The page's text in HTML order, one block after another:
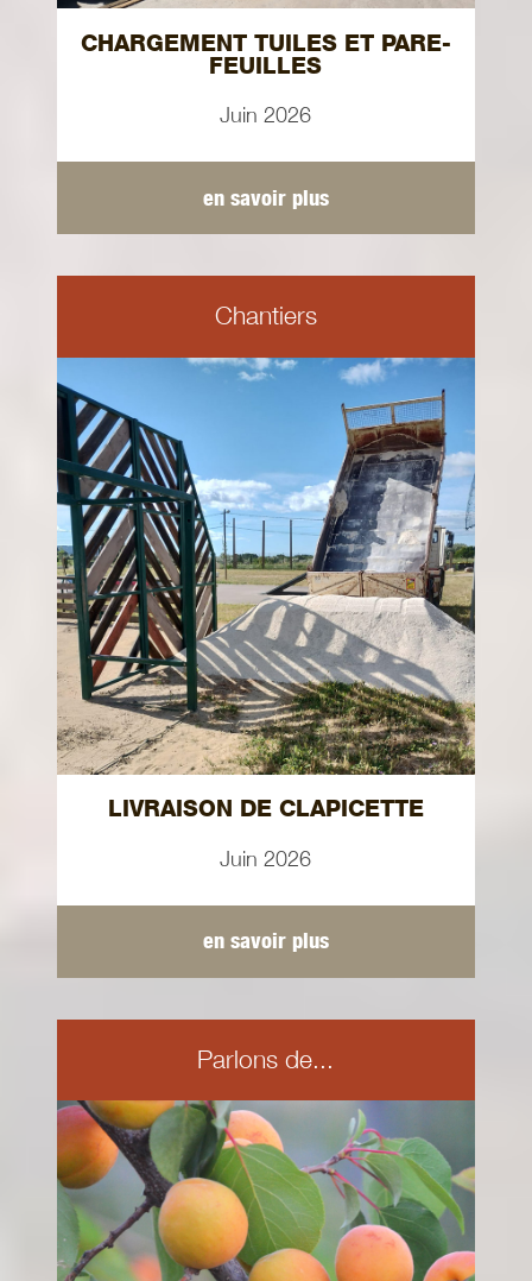
CHARGEMENT TUILES ET PARE-
FEUILLES
Juin 2026
en savoir plus
Chantiers
LIVRAISON DE CLAPICETTE
Juin 2026
en savoir plus
Parlons de...